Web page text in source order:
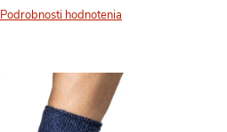
Podrobnosti hodnotenia